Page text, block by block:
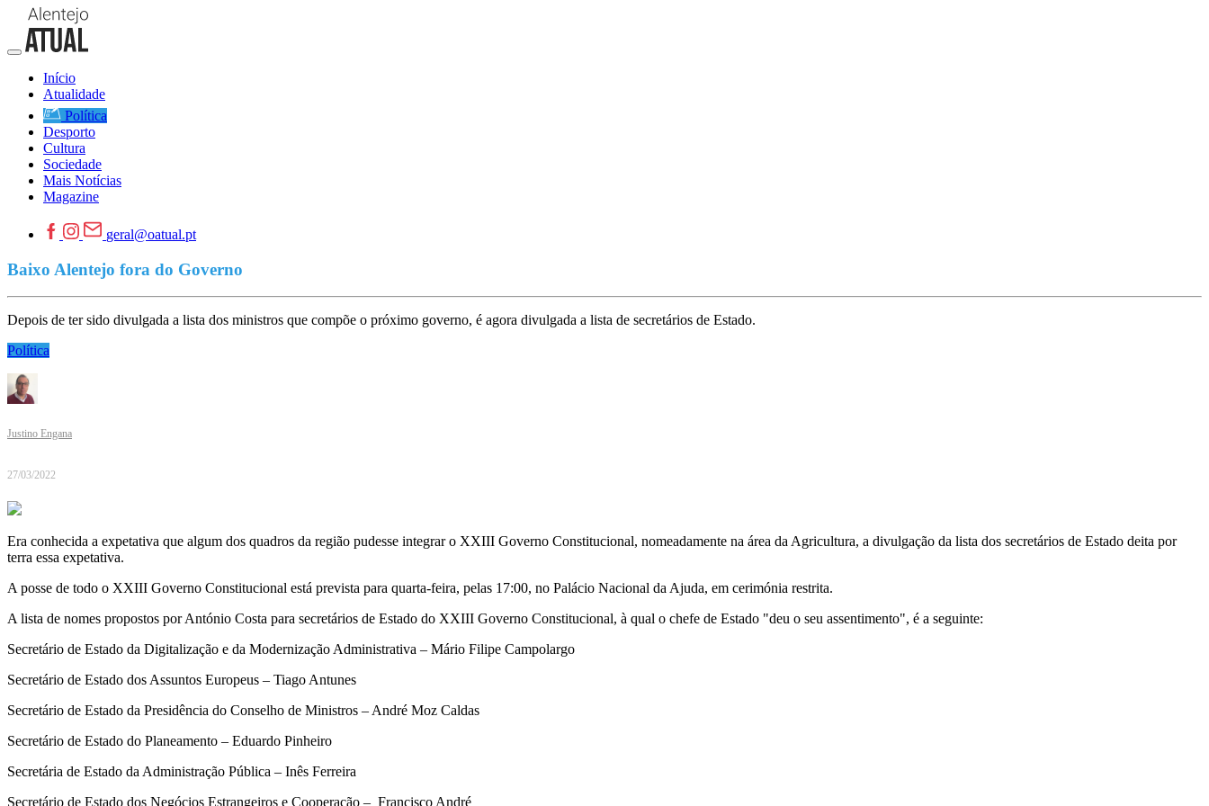
Início
Atualidade
Política
Desporto
Cultura
Sociedade
Mais Notícias
Magazine
geral@oatual.pt
Baixo Alentejo fora do Governo
Depois de ter sido divulgada a lista dos ministros que compõe o próximo governo, é agora divulgada a lista de secretários de Estado.
Política
Justino Engana
27/03/2022
Era conhecida a expetativa que algum dos quadros da região pudesse integrar o XXIII Governo Constitucional, nomeadamente na área da Agricultura, a divulgação da lista dos secretários de Estado deita por
terra essa expetativa.
A posse de todo o XXIII Governo Constitucional está prevista para quarta-feira, pelas 17:00, no Palácio Nacional da Ajuda, em cerimónia restrita.
A lista de nomes propostos por António Costa para secretários de Estado do XXIII Governo Constitucional, à qual o chefe de Estado "deu o seu assentimento", é a seguinte:
Secretário de Estado da Digitalização e da Modernização Administrativa – Mário Filipe Campolargo
Secretário de Estado dos Assuntos Europeus – Tiago Antunes
Secretário de Estado da Presidência do Conselho de Ministros – André Moz Caldas
Secretário de Estado do Planeamento – Eduardo Pinheiro
Secretária de Estado da Administração Pública – Inês Ferreira
Secretário de Estado dos Negócios Estrangeiros e Cooperação – Francisco André